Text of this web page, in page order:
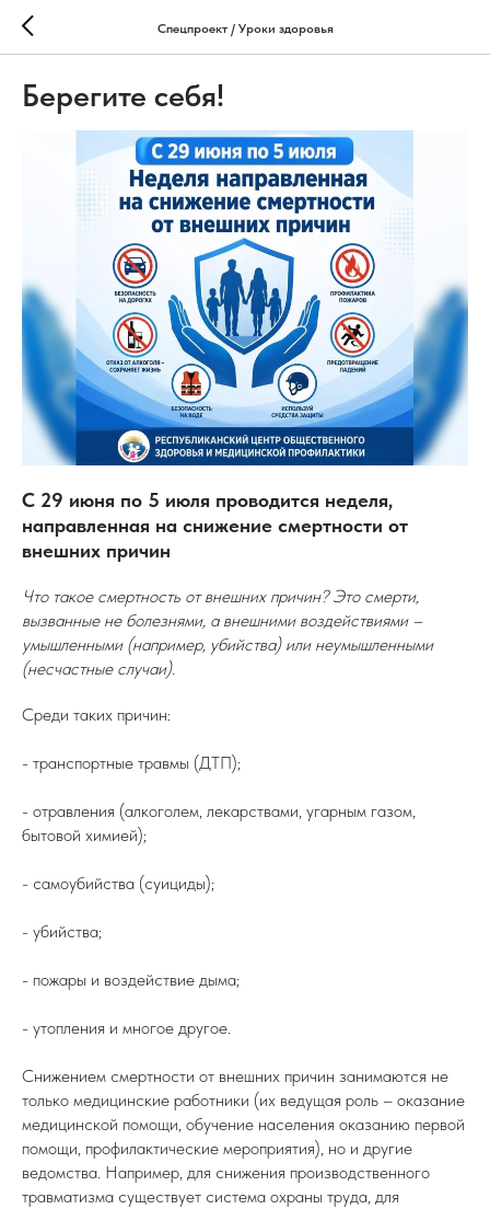
Спецпроект / Уроки здоровья
Берегите себя!
С 29 июня по 5 июля проводится неделя,
направленная на снижение смертности от
внешних причин
Что такое смертность от внешних причин? Это смерти,
вызванные не болезнями, а внешними воздействиями –
умышленными (например, убийства) или неумышленными
(несчастные случаи).
Среди таких причин:
- транспортные травмы (ДТП);
- отравления (алкоголем, лекарствами, угарным газом,
бытовой химией);
- самоубийства (суициды);
- убийства;
- пожары и воздействие дыма;
- утопления и многое другое.
Снижением смертности от внешних причин занимаются не
только медицинские работники (их ведущая роль – оказание
медицинской помощи, обучение населения оказанию первой
помощи, профилактические мероприятия), но и другие
ведомства. Например, для снижения производственного
травматизма существует система охраны труда, для